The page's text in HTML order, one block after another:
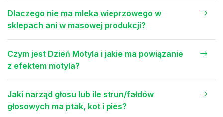
Dlaczego nie ma mleka wieprzowego w
sklepach ani w masowej produkcji?
Czym jest Dzień Motyla i jakie ma powiązanie
z efektem motyla?
Jaki narząd głosu lub ile strun/fałdów
głosowych ma ptak, kot i pies?